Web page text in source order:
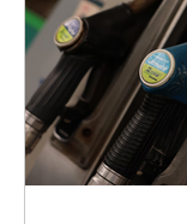
για τον Μάιο, με